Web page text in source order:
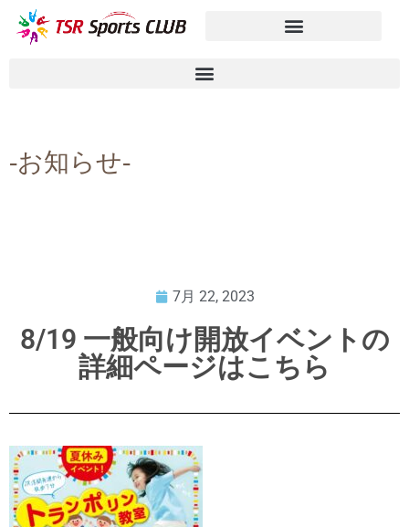
-お知らせ-
7月 22, 2023
8/19 一般向け開放イベントの
詳細ページはこちら